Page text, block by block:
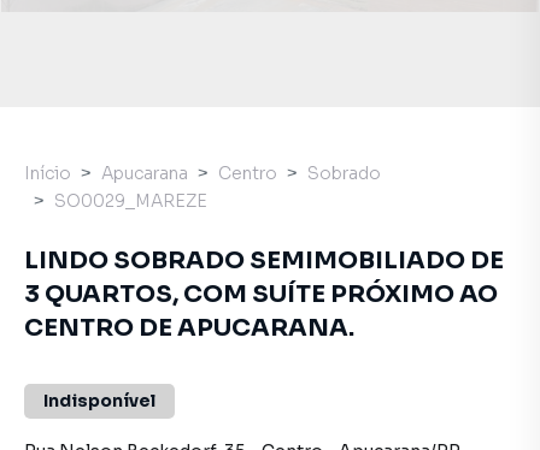
Início Apucarana Centro
Sobrado
SO0029_MAREZE
LINDO SOBRADO SEMIMOBILIADO DE
3 QUARTOS, COM SUÍTE PRÓXIMO AO
CENTRO DE APUCARANA.
Indisponível